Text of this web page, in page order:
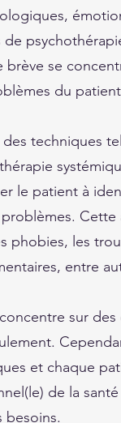
se
du
techniques
le patient à
phobies, les
entre
sur
et chaque
de la
besoins.